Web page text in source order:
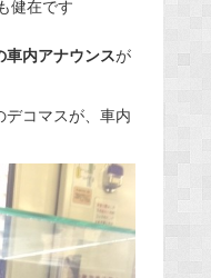
健在です
車内アナウンスが
デコマスが、車内